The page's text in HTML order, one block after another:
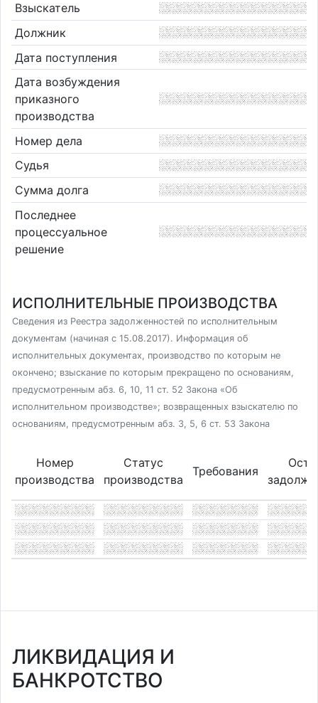
Взыскатель
Должник
Дата поступления
Дата возбуждения
приказного
производства
Номер дела
Судья
Сумма долга
Последнее
процессуальное
решение
ИСПОЛНИТЕЛЬНЫЕ ПРОИЗВОДСТВА
Сведения из Реестра задолженностей по исполнительным
документам (начиная с 15.08.2017). Информация об
исполнительных документах, производство по которым не
окончено; взыскание по которым прекращено по основаниям,
предусмотренным абз. 6, 10, 11 ст. 52 Закона «Об
исполнительном производстве»; возвращенных взыскателю по
основаниям, предусмотренным абз. 3, 5, 6 ст. 53 Закона
Номер
производства
Статус
производства
Требования
ЛИКВИДАЦИЯ И
БАНКРОТСТВО